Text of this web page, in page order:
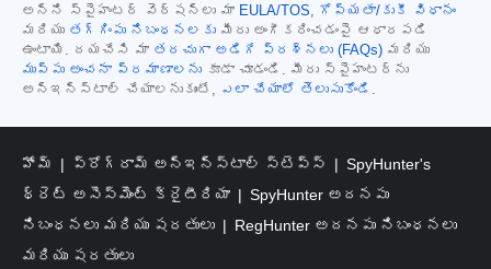
అన్ని స్పైహంటర్ వెర్షన్‌లు మా EULA/TOS, గోప్యతా/కుకీ విధానం
మరియు తగ్గింపు నిబంధనలకు మీరు అంగీకరించడంపై ఆధారపడి
ఉంటాయి. దయచేసి మా తరచుగా అడిగే ప్రశ్నలు (FAQs) మరియు
ముప్పు అంచనా ప్రమాణాలను కూడా చూడండి. మీరు స్పైహంటర్‌ను
అన్‌ఇన్‌స్టాల్ చేయాలనుకుంటే, ఎలా చేయాలో తెలుసుకోండి .
హోమ్ ప్రోగ్రామ్ అన్‌ఇన్‌స్టాల్ స్టెప్స్
SpyHunter's
థ్రెట్ అసెస్‌మెంట్ క్రైటీరియా
SpyHunter అదనపు
నిబంధనలు మరియు షరతులు
RegHunter అదనపు నిబంధనలు
మరియు షరతులు